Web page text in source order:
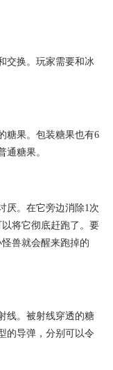
交换。玩家需要和冰
糖果。包装糖果也有6
通糖果。
厌。在它旁边消除1次
将它彻底赶跑了。要
兽就会醒来跑掉的
线。被射线穿透的糖
的导弹，分别可以令